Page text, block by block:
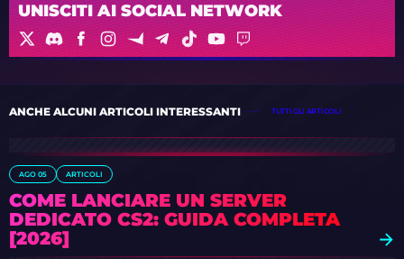
UNISCITI AI SOCIAL NETWORK
ANCHE ALCUNI ARTICOLI INTERESSANTI TUTTI GLI ARTICOLI
AGO 05 ARTICOLI
COME LANCIARE UN SERVER
DEDICATO CS2: GUIDA COMPLETA
[2026]